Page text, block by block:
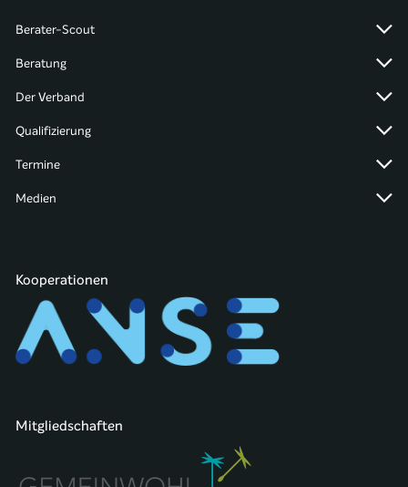
Berater-Scout
Beratung
Der Verband
Qualifizierung
Termine
Medien
Kooperationen
Mitgliedschaften